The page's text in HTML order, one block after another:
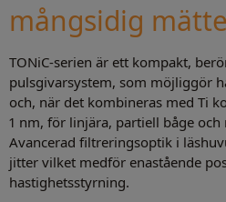
mångsidig
TONiC-serien är ett kompakt,
pulsgivarsystem, som möjliggör
och, när det kombineras med Ti
1 nm, för linjära, partiell båge
Avancerad filtreringsoptik i
jitter vilket medför enastående
hastighetsstyrning.